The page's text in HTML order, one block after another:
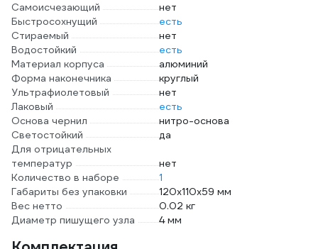
Самоисчезающий
нет
Быстросохнущий
есть
Стираемый
нет
Водостойкий
есть
Материал корпуса
алюминий
Форма наконечника
круглый
Ультрафиолетовый
нет
Лаковый
есть
Основа чернил
нитро-основа
Светостойкий
да
Для отрицательных
температур
нет
Количество в наборе
1
Габариты без упаковки
120х110х59 мм
Вес нетто
0.02 кг
Диаметр пишущего узла
4 мм